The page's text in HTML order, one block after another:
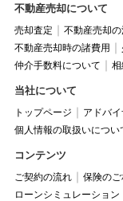
不動産売却について
売却査定 不動産売却
不動産売却時の諸費用
仲介手数料について
相
当社について
トップページ アドバ
個人情報の取扱いについ
コンテンツ
ご契約の流れ 保険のご
ローンシミュレーション